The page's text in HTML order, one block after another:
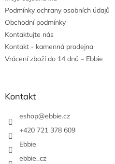
Podmínky ochrany osobních údajů
Obchodní podmínky
Kontaktujte nás
Kontakt - kamenná prodejna
Vrácení zboží do 14 dnů – Ebbie
Kontakt
eshop@ebbie.cz
+420 721 378 609
Ebbie
ebbie_cz